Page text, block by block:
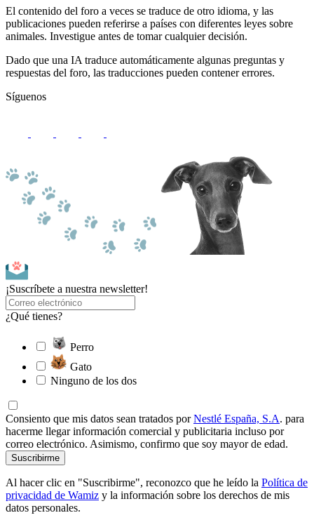
El contenido del foro a veces se traduce de otro idioma, y ​​las
publicaciones pueden referirse a países con diferentes leyes sobre
animales. Investigue antes de tomar cualquier decisión.
Dado que una IA traduce automáticamente algunas preguntas y
respuestas del foro, las traducciones pueden contener errores.
Síguenos
¡Suscríbete a nuestra newsletter!
¿Qué tienes?
Perro
Gato
Ninguno de los dos
Consiento que mis datos sean tratados porNestlé España, S.A. para
hacerme llegar información comercial y publicitaria incluso por
correo electrónico. Asimismo, confirmo que soy mayor de edad.
Suscribirme
Al hacer clic en "Suscribirme", reconozco que he leído la Política de
privacidad de Wamiz y la información sobre los derechos de mis
datos personales.